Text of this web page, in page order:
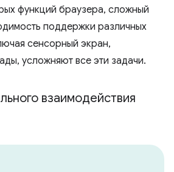
функций браузера, сложный
поддержки различных
сенсорный экран,
усложняют все эти задачи.
взаимодействия